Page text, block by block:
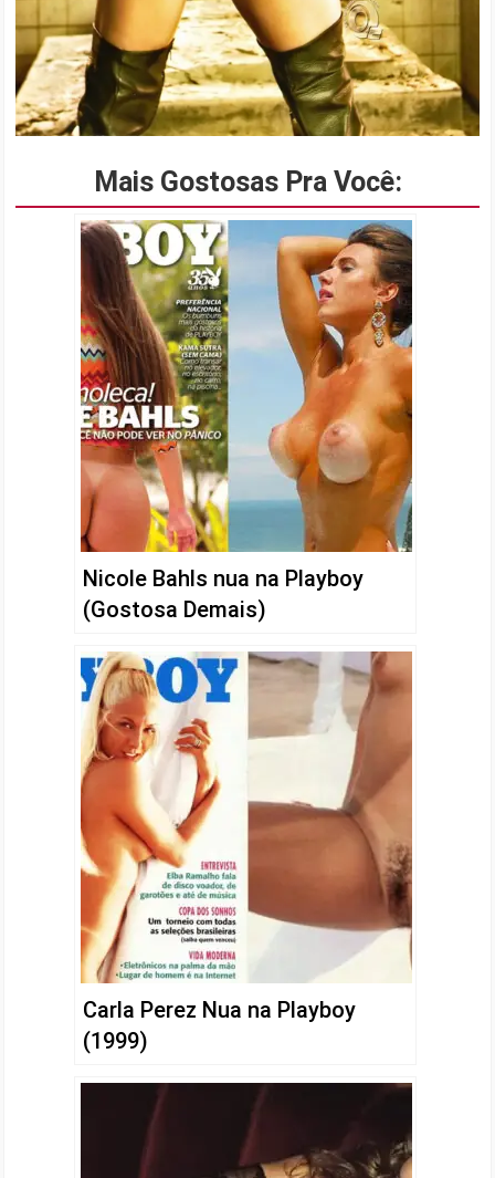
Mais Gostosas Pra Você:
Nicole Bahls nua na Playboy
(Gostosa Demais)
Carla Perez Nua na Playboy
(1999)